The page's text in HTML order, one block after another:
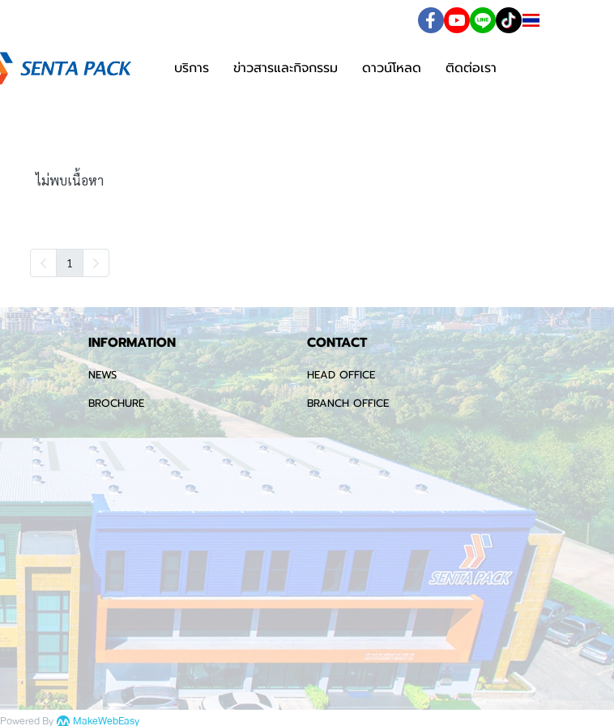
บริการ ข่าวสารและกิจกรรม ดาวน์โหลด ติดต่อเรา
ไม่พบเนื้อหา
1
INFORMATION
NEWS
BROCHURE
CONTACT
HEAD OFFICE
BRANCH OFFICE
Powered By MakeWebEasy